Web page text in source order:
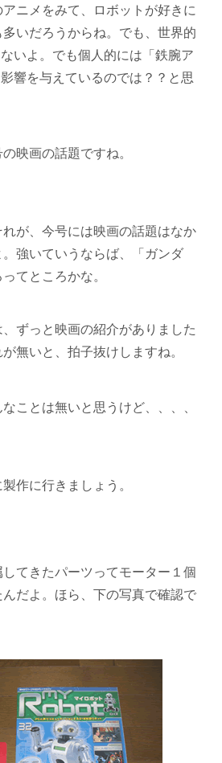
ニメをみて、ロボットが好きに
多いだろうからね。でも、世界的
いよ。でも個人的には「鉄腕ア
響を与えているのでは？？と思
映画の話題ですね。
が、今号には映画の話題はなか
。強いていうならば、「ガンダ
てところかな。
、ずっと映画の紹介がありました
無いと、拍子抜けしますね。
ことは無いと思うけど、、、、
作に行きましょう。
てきたパーツってモーター１個
んだよ。ほら、下の写真で確認で